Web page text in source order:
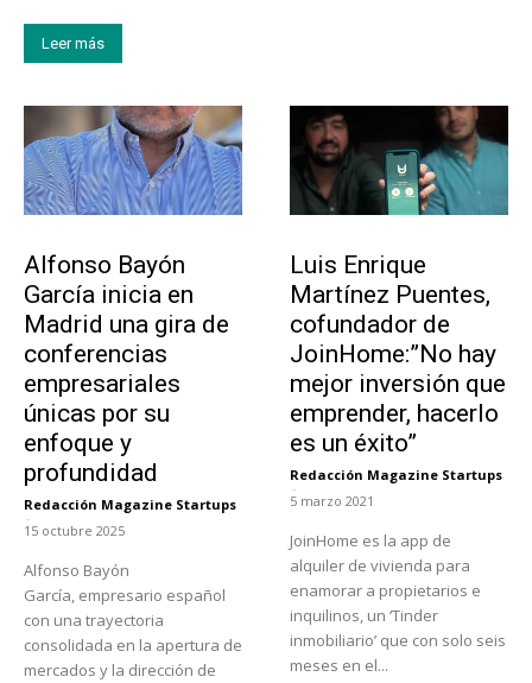
Leer más
Alfonso Bayón
García inicia en
Madrid una gira de
conferencias
empresariales
únicas por su
enfoque y
profundidad
Redacción Magazine Startups
-
15 octubre 2025
Alfonso Bayón
García, empresario español
con una trayectoria
consolidada en la apertura de
mercados y la dirección de
Luis Enrique
Martínez Puentes,
cofundador de
JoinHome:”No hay
mejor inversión que
emprender, hacerlo
es un éxito”
Redacción Magazine Startups
-
5 marzo 2021
JoinHome es la app de
alquiler de vivienda para
enamorar a propietarios e
inquilinos, un ‘Tinder
inmobiliario’ que con solo seis
meses en el...